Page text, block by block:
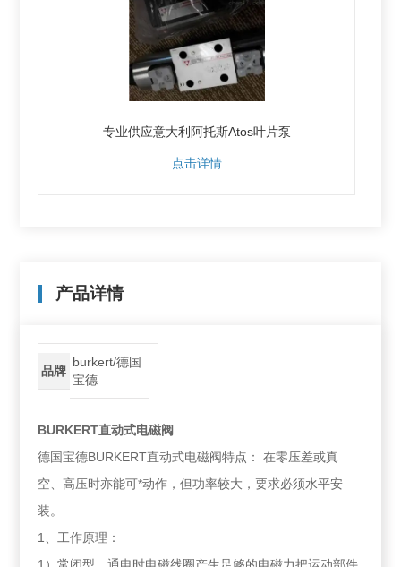
专业供应意大利阿托斯Atos叶片泵
点击详情
产品详情
品牌
burkert/德国
宝德
BURKERT直动式电磁阀
德国宝德BURKERT直动式电磁阀特点： 在零压差或真
空、高压时亦能可*动作，但功率较大，要求必须水平安
装。
1、工作原理：